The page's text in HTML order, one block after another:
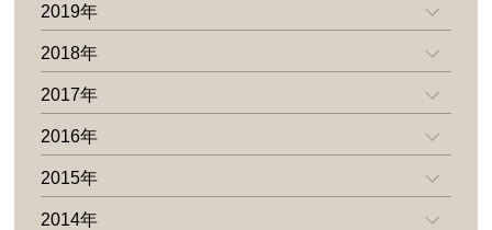
2019年
2018年
2017年
2016年
2015年
2014年